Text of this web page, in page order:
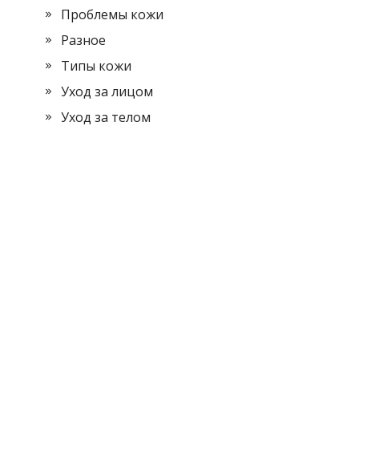
Проблемы кожи
Разное
Типы кожи
Уход за лицом
Уход за телом